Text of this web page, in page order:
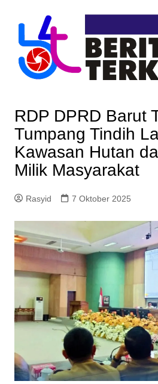
content
RDP DPRD Barut
Tumpang Tindih
Kawasan Hutan
Milik Masyarakat
Rasyid 7 Oktober 2025